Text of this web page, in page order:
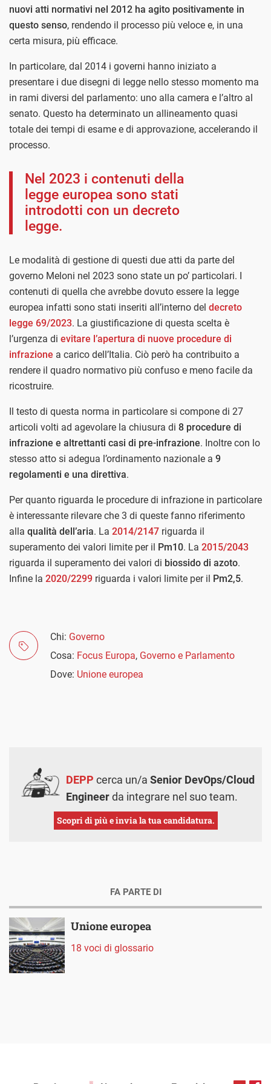
nuovi atti normativi nel 2012 ha agito positivamente in
questo senso, rendendo il processo più veloce e, in una
certa misura, più efficace.
In particolare, dal 2014 i governi hanno iniziato a
presentare i due disegni di legge nello stesso momento ma
in rami diversi del parlamento: uno alla camera e l’altro al
senato. Questo ha determinato un allineamento quasi
totale dei tempi di esame e di approvazione, accelerando il
processo.
Nel 2023 i contenuti della
legge europea sono stati
introdotti con un decreto
legge.
Le modalità di gestione di questi due atti da parte del
governo Meloni nel 2023 sono state un po’ particolari. I
contenuti di quella che avrebbe dovuto essere la legge
europea infatti sono stati inseriti all’interno del decreto
legge 69/2023. La giustificazione di questa scelta è
l’urgenza di evitare l’apertura di nuove procedure di
infrazione a carico dell’Italia. Ciò però ha contribuito a
rendere il quadro normativo più confuso e meno facile da
ricostruire.
Il testo di questa norma in particolare si compone di 27
articoli volti ad agevolare la chiusura di 8 procedure di
infrazione e altrettanti casi di pre-infrazione. Inoltre con lo
stesso atto si adegua l’ordinamento nazionale a 9
regolamenti e una direttiva.
Per quanto riguarda le procedure di infrazione in particolare
è interessante rilevare che 3 di queste fanno riferimento
alla qualità dell’aria. La 2014/2147 riguarda il
superamento dei valori limite per il Pm10. La 2015/2043
riguarda il superamento dei valori di biossido di azoto.
Infine la 2020/2299 riguarda i valori limite per il Pm2,5.
Chi: Governo
Cosa: Focus Europa, Governo e Parlamento
Dove: Unione europea
DEPP cerca un/a Senior DevOps/Cloud
Engineerda integrare nel suo team.
Scopri di più e invia la tua candidatura.
FA PARTE DI
Unione europea
18 voci di glossario